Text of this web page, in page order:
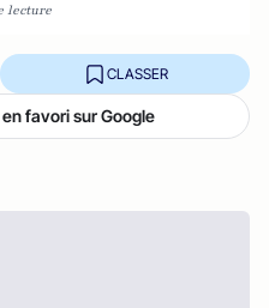
lecture
CLASSER
favori sur Google